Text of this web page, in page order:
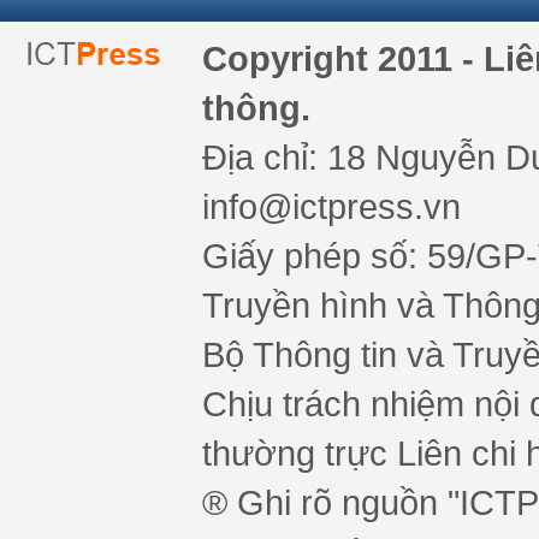
Copyright 2011 -
thông.
Địa chỉ: 18 Nguyễn
info@ictpress.vn
Giấy phép số: 59/
Truyền hình và
Bộ Thông tin và
Chịu trách nhiệm nội
thường trực Liên chi
® Ghi rõ nguồn